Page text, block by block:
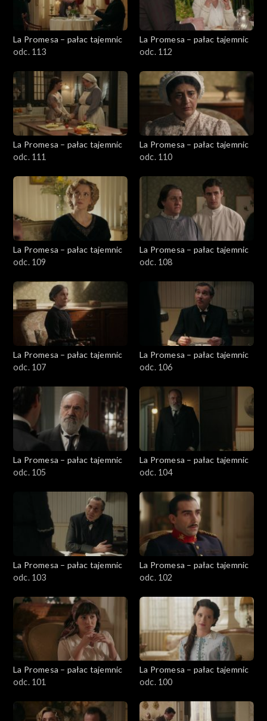
La Promesa – pałac tajemnic
odc. 113
La Promesa – pałac tajemnic
odc. 112
La Promesa – pałac tajemnic
odc. 111
La Promesa – pałac tajemnic
odc. 110
La Promesa – pałac tajemnic
odc. 109
La Promesa – pałac tajemnic
odc. 108
La Promesa – pałac tajemnic
odc. 107
La Promesa – pałac tajemnic
odc. 106
La Promesa – pałac tajemnic
odc. 105
La Promesa – pałac tajemnic
odc. 104
La Promesa – pałac tajemnic
odc. 103
La Promesa – pałac tajemnic
odc. 102
La Promesa – pałac tajemnic
odc. 101
La Promesa – pałac tajemnic
odc. 100